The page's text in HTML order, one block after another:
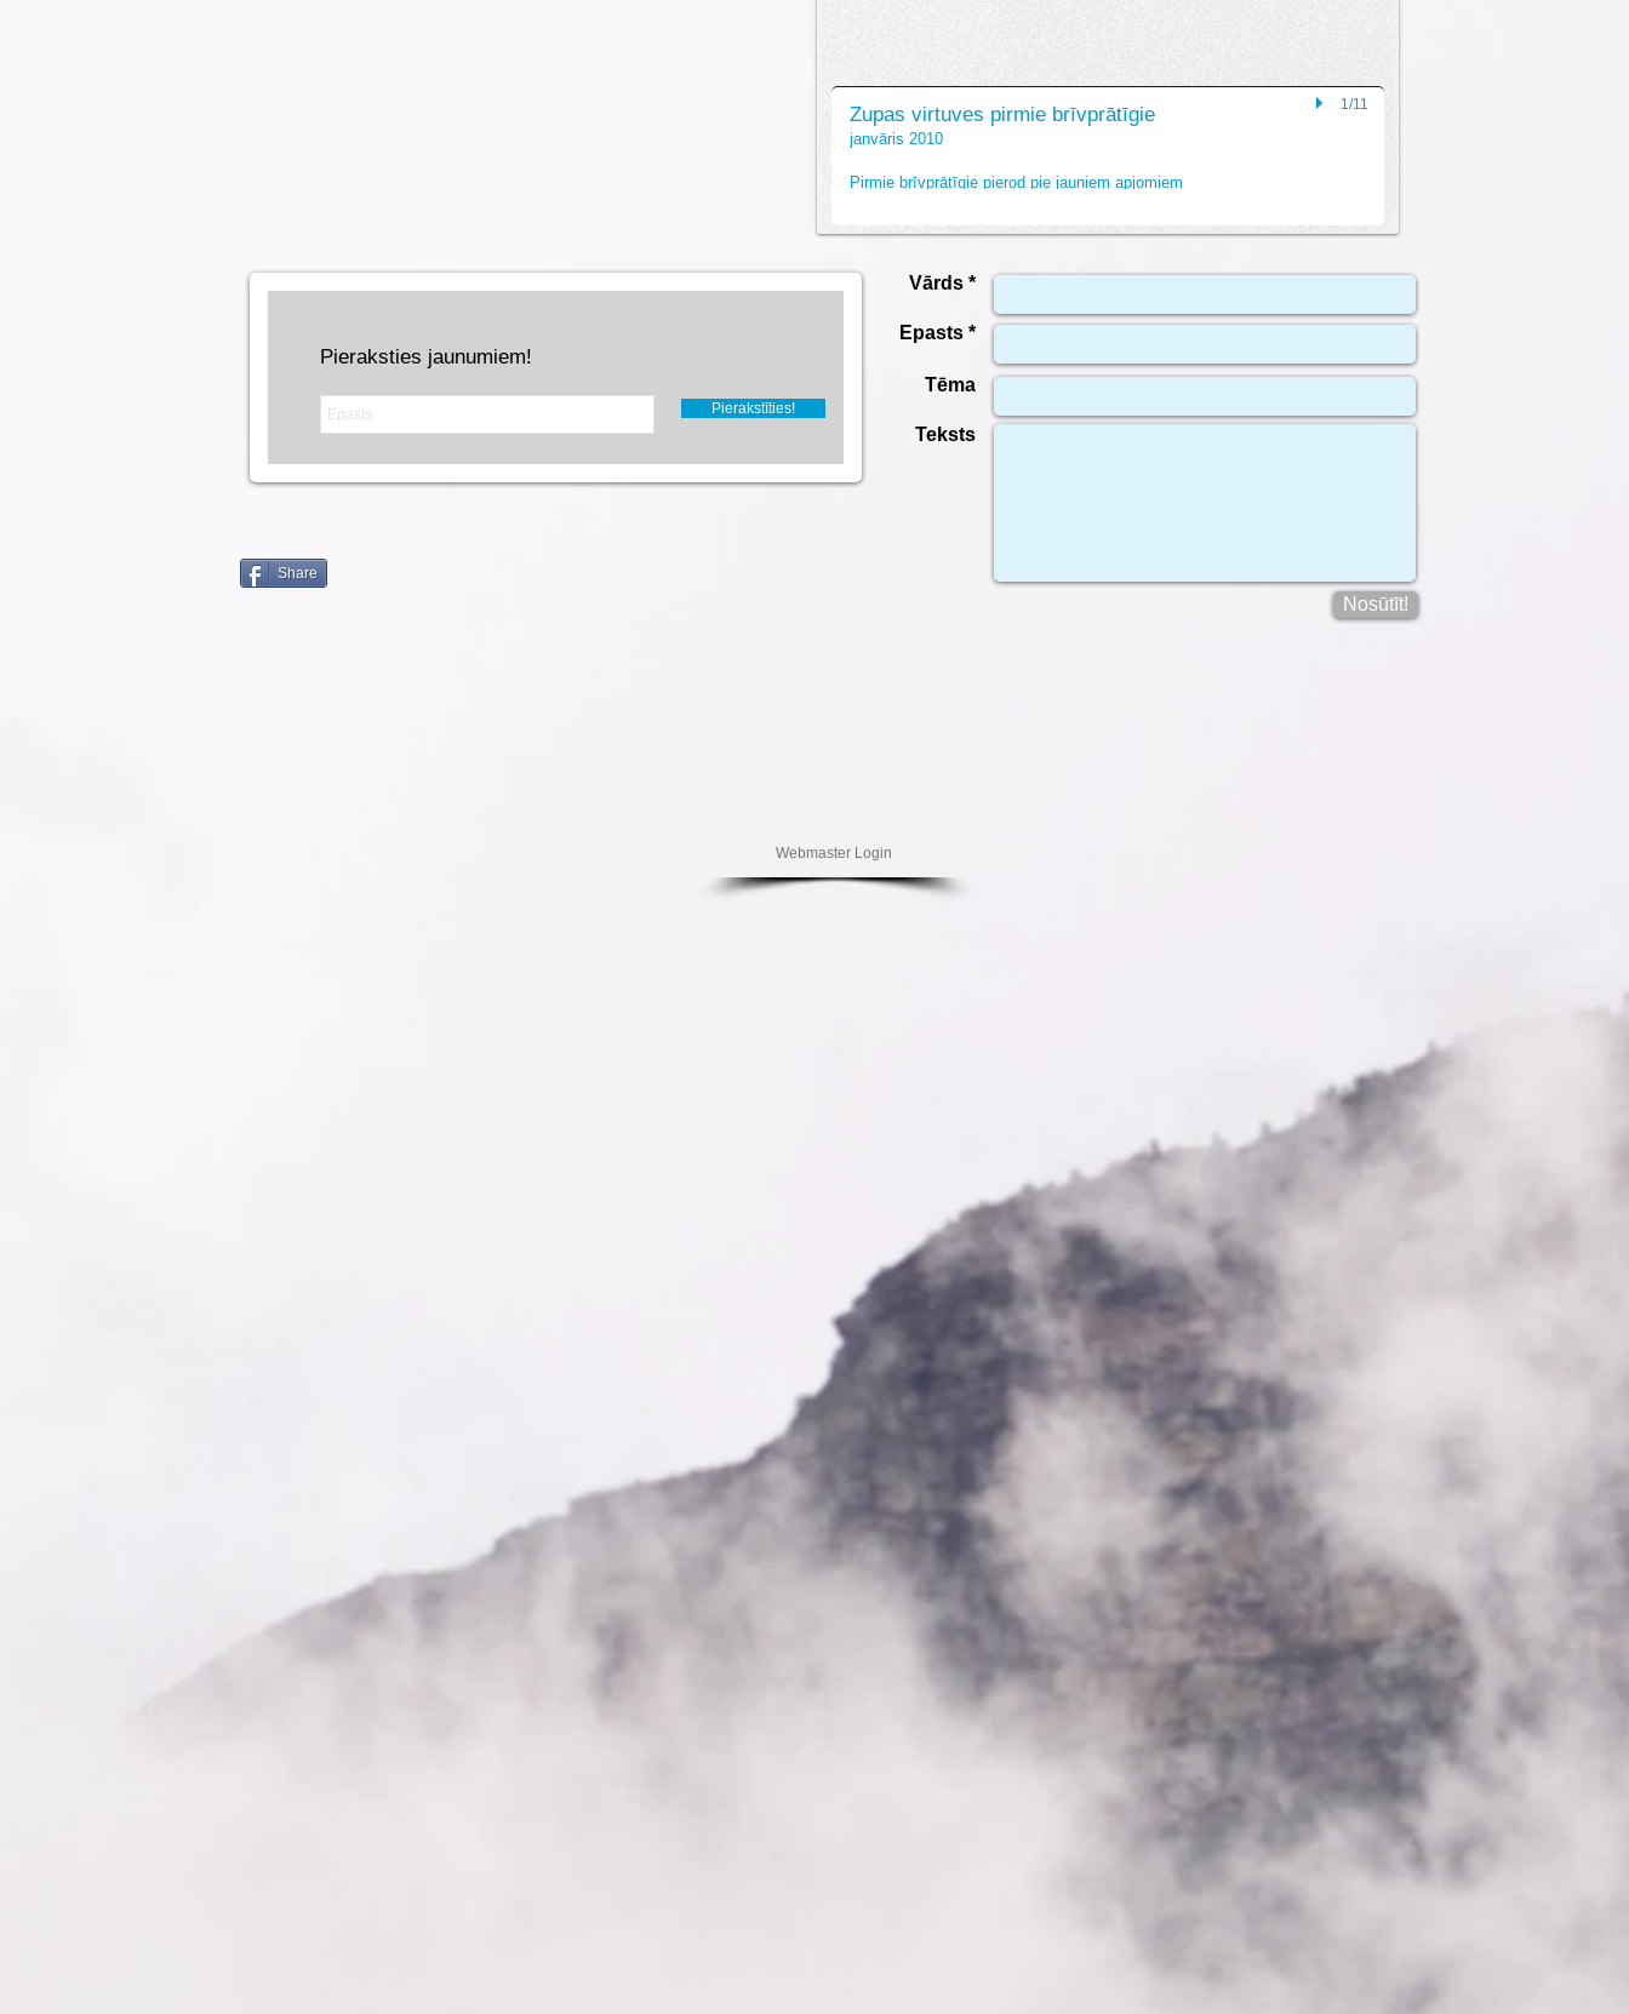
Zupas virtuves pirmie brīvprātīgie
janvāris 2010
Pirmie brīvprātīgie pierod pie jauniem apjomiem
1/11
Pieraksties jaunumiem!
Pierakstīties!
Share
Vārds *
Epasts *
Tēma
Teksts
Nosūtīt!
Webmaster Login